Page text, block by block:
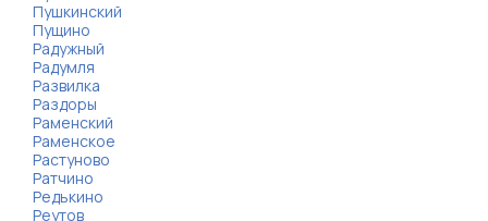
Пушкинский
Пущино
Радужный
Радумля
Развилка
Раздоры
Раменский
Раменское
Растуново
Ратчино
Редькино
Реутов